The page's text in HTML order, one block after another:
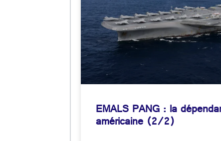
EMALS PANG : la
américaine (2/2)